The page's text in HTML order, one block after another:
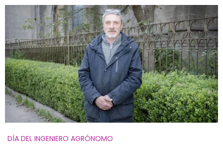
DÍA DEL INGENIERO AGRÓNOMO